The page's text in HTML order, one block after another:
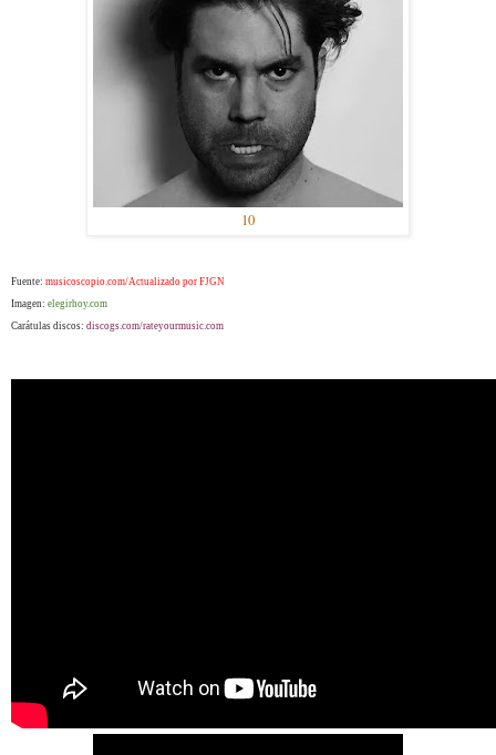
10
Fuente: musicoscopio.com/Actualizado por FJGN
Imagen: elegirhoy.com
Carátulas discos: discogs.com/rateyourmusic.com